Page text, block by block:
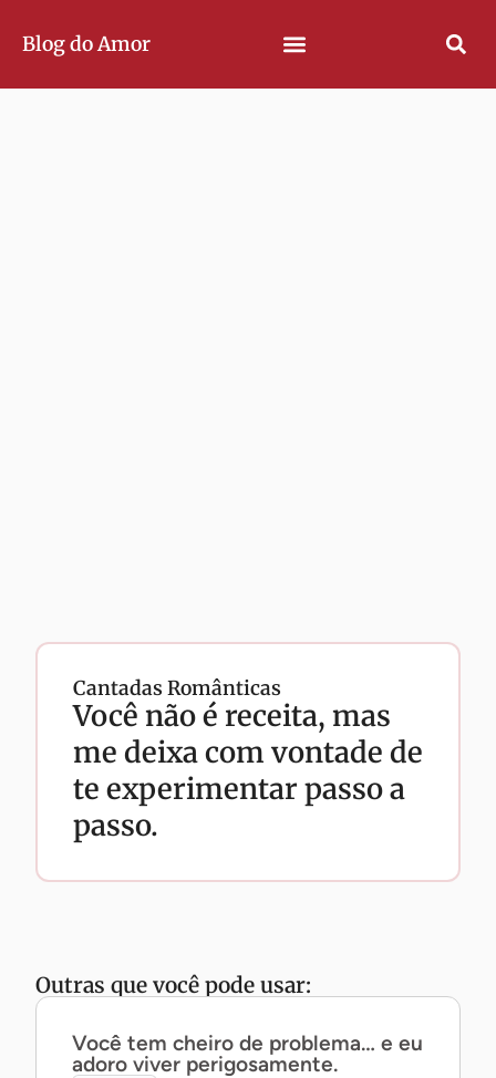
Blog do Amor
Cantadas Românticas
Você não é receita, mas
me deixa com vontade de
te experimentar passo a
passo.
Outras que você pode usar:
Você tem cheiro de problema… e eu
adoro viver perigosamente.